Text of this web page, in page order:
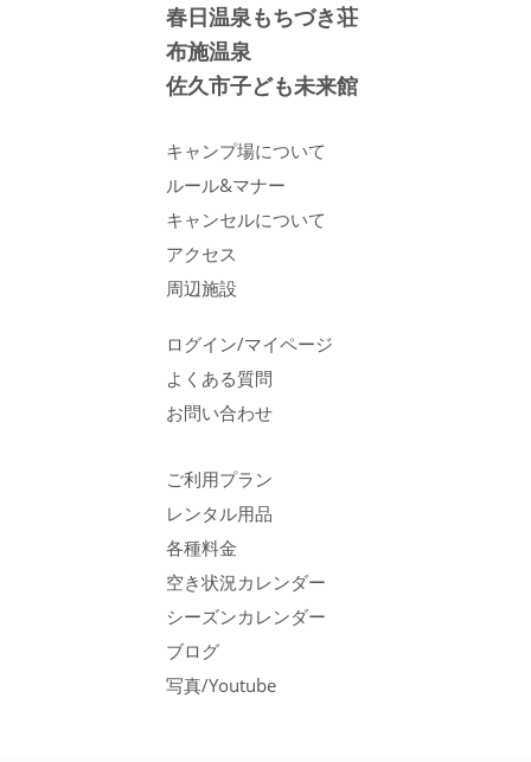
春日温泉もちづき荘
布施温泉
佐久市子ども未来館
キャンプ場について
ルール&マナー
キャンセルについて
アクセス
周辺施設
ログイン/マイページ
よくある質問
お問い合わせ
ご利用プラン
レンタル用品
各種料金
空き状況カレンダー
シーズンカレンダー
ブログ
写真/Youtube